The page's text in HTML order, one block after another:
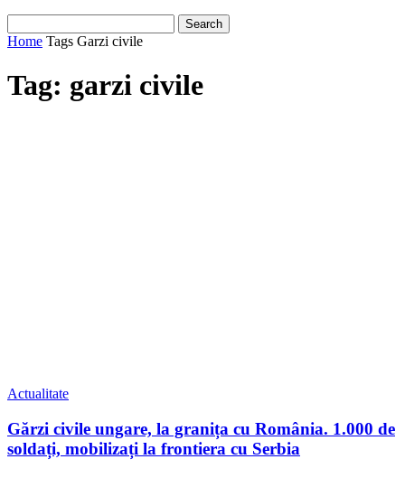
Home Tags Garzi civile
Tag: garzi civile
Actualitate
Gărzi civile ungare, la granița cu România. 1.000 de
soldați, mobilizați la frontiera cu Serbia